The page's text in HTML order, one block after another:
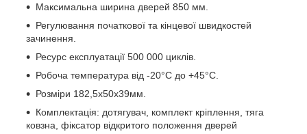
Максимальна ширина дверей 850 мм.
Регулювання початкової та кінцевої швидкостей
зачинення.
Ресурс експлуатації 500 000 циклів.
Робоча температура від -20°С до +45°С.
Розміри 182,5х50х39мм.
Комплектація: дотягувач, комплект кріплення, тяга
ковзна, фіксатор відкритого положення дверей